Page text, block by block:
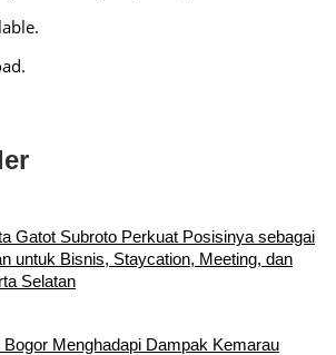
Gatot Subroto Perkuat Posisinya sebagai
untuk Bisnis, Staycation, Meeting, dan
Selatan
Menghadapi Dampak Kemarau